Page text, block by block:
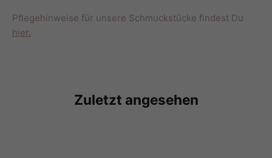
Pflegehinweise für unsere Schmuckstücke findest Du
hier.
Zuletzt angesehen